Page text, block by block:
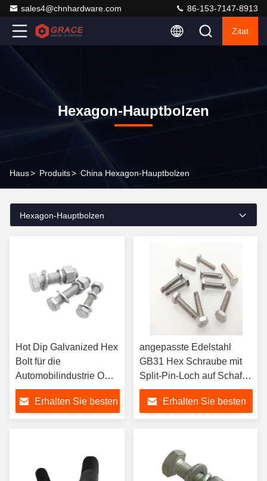
sales4@chnhardware.com 86-153-7147-8913
Zitat
Hexagon-Hauptbolzen
Haus> Produits> China Hexagon-Hauptbolzen
Hexagon-Hauptbolzen
Hot Dip Galvanized Hex
Bolt für die
Automobilindustrie OEM
ODM Hex Head Bolt
und Nuss
Erhalten Sie besten
angepasste Edelstahl
GB31 Hex Schraube mit
Split-Pin-Loch auf Schaft
Hex Kopf Schraube für
Sicherheitsdraht
Erhalten Sie besten